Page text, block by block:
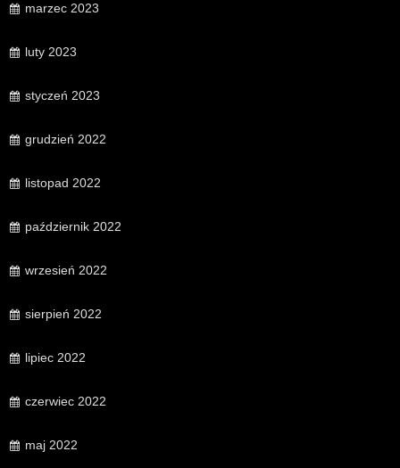
marzec 2023
luty 2023
styczeń 2023
grudzień 2022
listopad 2022
październik 2022
wrzesień 2022
sierpień 2022
lipiec 2022
czerwiec 2022
maj 2022